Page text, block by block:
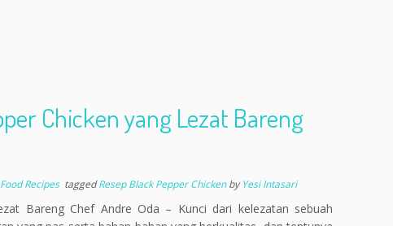
Chicken yang Lezat Bareng
Recipes taggedResep Black Pepper ChickenbyYesi Intasari
Bareng Chef Andre Oda – Kunci dari kelezatan sebuah